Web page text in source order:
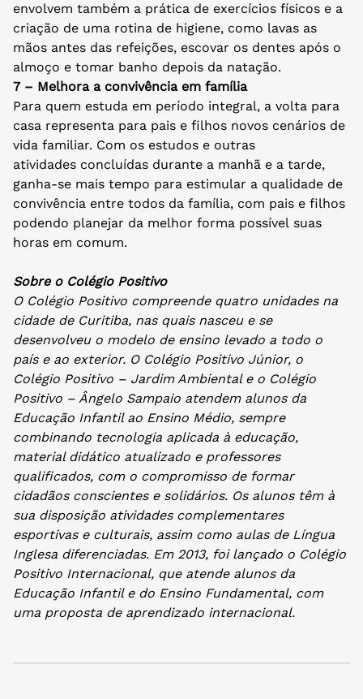
envolvem também a prática de exercícios físicos e a
criação de uma rotina de higiene, como lavas as
mãos antes das refeições, escovar os dentes após o
almoço e tomar banho depois da natação.
7 – Melhora a convivência em família
Para quem estuda em período integral, a volta para
casa representa para pais e filhos novos cenários de
vida familiar. Com os estudos e outras
atividades concluídas durante a manhã e a tarde,
ganha-se mais tempo para estimular a qualidade de
convivência entre todos da família, com pais e filhos
podendo planejar da melhor forma possível suas
horas em comum.
Sobre o Colégio Positivo
O Colégio Positivo compreende quatro unidades na
cidade de Curitiba, nas quais nasceu e se
desenvolveu o modelo de ensino levado a todo o
país e ao exterior. O Colégio Positivo Júnior, o
Colégio Positivo – Jardim Ambiental e o Colégio
Positivo – Ângelo Sampaio atendem alunos da
Educação Infantil ao Ensino Médio, sempre
combinando tecnologia aplicada à educação,
material didático atualizado e professores
qualificados, com o compromisso de formar
cidadãos conscientes e solidários. Os alunos têm à
sua disposição atividades complementares
esportivas e culturais, assim como aulas de Língua
Inglesa diferenciadas. Em 2013, foi lançado o Colégio
Positivo Internacional, que atende alunos da
Educação Infantil e do Ensino Fundamental, com
uma proposta de aprendizado internacional.